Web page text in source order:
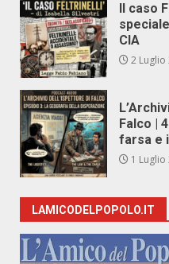
Il caso
CIA
2 Luglio
Falco |
farsa e
1 Luglio
LAMICODELPOPOLO.IT